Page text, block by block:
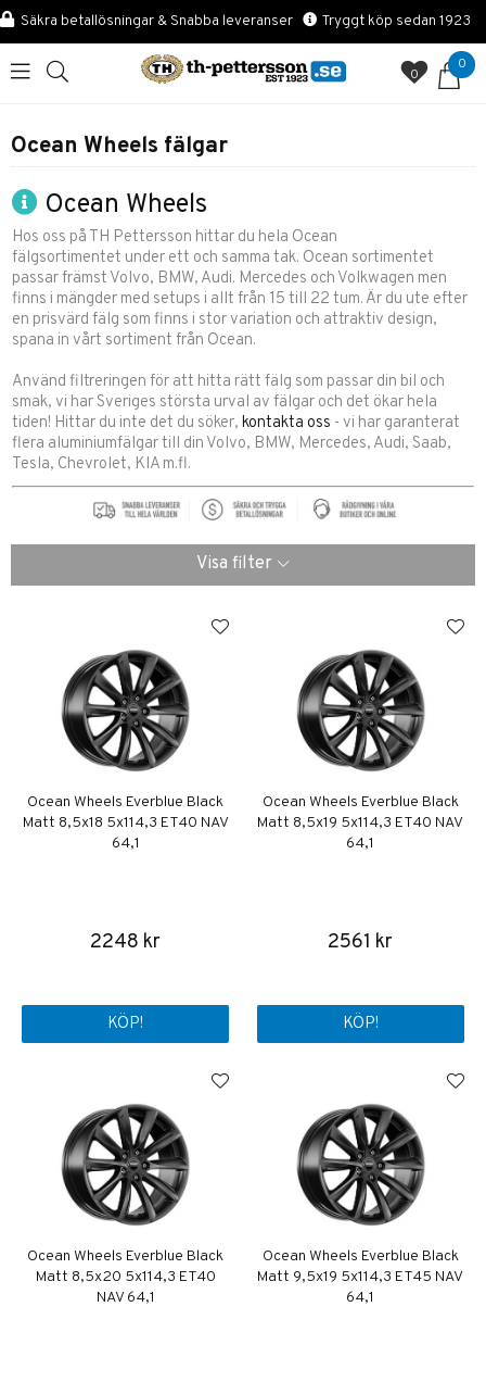
Säkra betallösningar & Snabba leveranser Tryggt köp sedan 1923
0
0
Ocean Wheels fälgar
Ocean Wheels
Hos oss på TH Pettersson hittar du hela Ocean
fälgsortimentet under ett och samma tak. Ocean sortimentet
passar främst Volvo, BMW, Audi. Mercedes och Volkwagen men
finns i mängder med setups i allt från 15 till 22 tum. Är du ute efter
en prisvärd fälg som finns i stor variation och attraktiv design,
spana in vårt sortiment från Ocean.
Använd filtreringen för att hitta rätt fälg som passar din bil och
smak, vi har Sveriges största urval av fälgar och det ökar hela
tiden! Hittar du inte det du söker, kontakta oss - vi har garanterat
flera aluminiumfälgar till din Volvo, BMW, Mercedes, Audi, Saab,
Tesla, Chevrolet, KIA m.fl.
Visa filter
Ocean Wheels Everblue Black
Matt 8,5x18 5x114,3 ET40 NAV
64,1
2248 kr
KÖP!
Ocean Wheels Everblue Black
Matt 8,5x19 5x114,3 ET40 NAV
64,1
2561 kr
KÖP!
Ocean Wheels Everblue Black
Matt 8,5x20 5x114,3 ET40
NAV 64,1
Ocean Wheels Everblue Black
Matt 9,5x19 5x114,3 ET45 NAV
64,1